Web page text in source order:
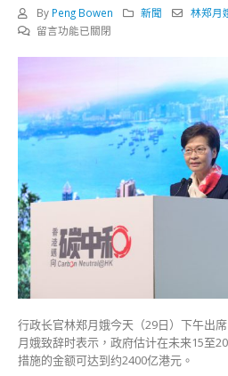
By Peng Bowen 新聞 林郑月
在
未
来
20
年
入
亿
元
应
留言功能已關閉
行政长官林郑月娥今天（29日）下午出
月娥致辞时表示，政府估计在未来15至
措施的金额可达到约2400亿港元。